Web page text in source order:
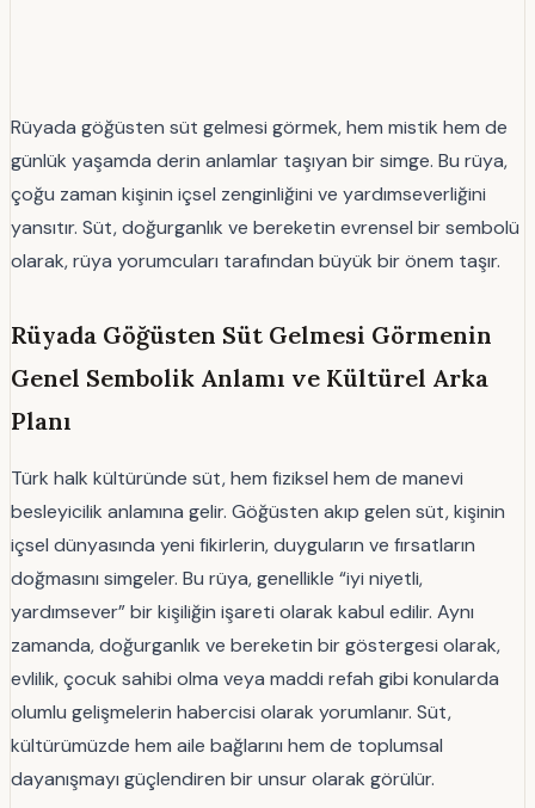
Rüyada göğüsten süt gelmesi görmek, hem mistik hem de
günlük yaşamda derin anlamlar taşıyan bir simge. Bu rüya,
çoğu zaman kişinin içsel zenginliğini ve yardımseverliğini
yansıtır. Süt, doğurganlık ve bereketin evrensel bir sembolü
olarak, rüya yorumcuları tarafından büyük bir önem taşır.
Rüyada Göğüsten Süt Gelmesi Görmenin
Genel Sembolik Anlamı ve Kültürel Arka
Planı
Türk halk kültüründe süt, hem fiziksel hem de manevi
besleyicilik anlamına gelir. Göğüsten akıp gelen süt, kişinin
içsel dünyasında yeni fikirlerin, duyguların ve fırsatların
doğmasını simgeler. Bu rüya, genellikle “iyi niyetli,
yardımsever” bir kişiliğin işareti olarak kabul edilir. Aynı
zamanda, doğurganlık ve bereketin bir göstergesi olarak,
evlilik, çocuk sahibi olma veya maddi refah gibi konularda
olumlu gelişmelerin habercisi olarak yorumlanır. Süt,
kültürümüzde hem aile bağlarını hem de toplumsal
dayanışmayı güçlendiren bir unsur olarak görülür.